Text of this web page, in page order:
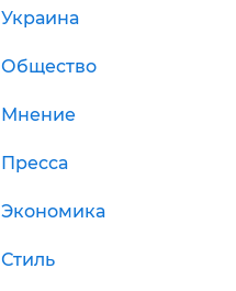
Украина
Общество
Мнение
Пресса
Экономика
Стиль